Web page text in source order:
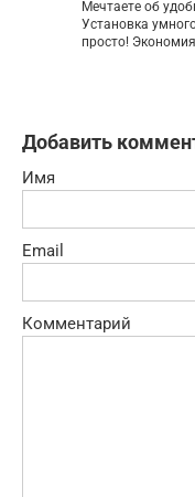
Мечтаете об
Установка
просто!
Добавить
Имя
Email
Комментарий